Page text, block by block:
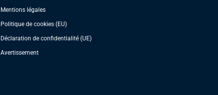
Mentions légales
Politique de cookies (EU)
Déclaration de confidentialité (UE)
Avertissement